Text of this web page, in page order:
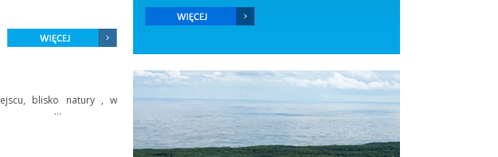
blisko natury , w
lasu. ...